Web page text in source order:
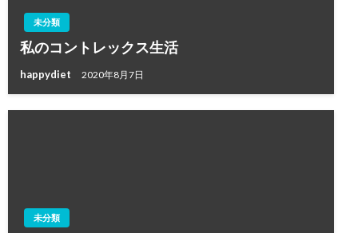
未分類
私のコントレックス生活
happydiet 2020年8月7日
未分類